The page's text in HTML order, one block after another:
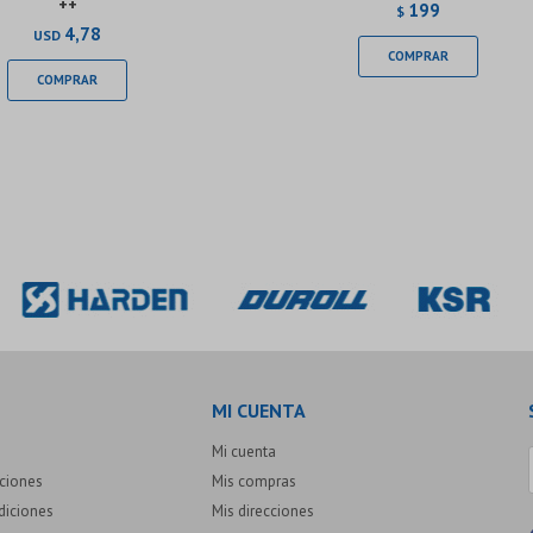
++
USD 4,78
$ 199
MI CUENTA
Mi cuenta
Mis compras
Mis direcciones